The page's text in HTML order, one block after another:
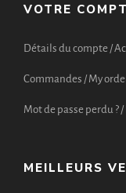
VOTRE
Détails du compte /
Commandes / My
Mot de passe perdu ?
MEILLEURS